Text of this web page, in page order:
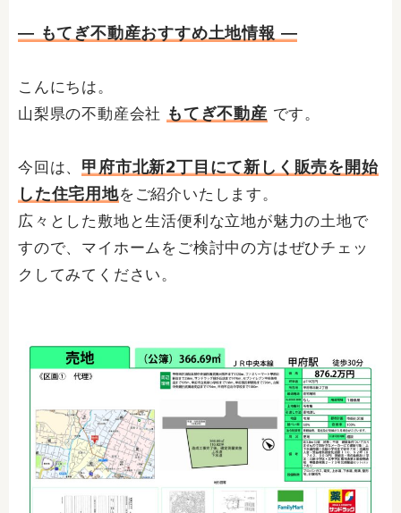
― もてぎ不動産おすすめ土地情報 ―
こんにちは。
山梨県の不動産会社 もてぎ不動産 です。
今回は、 甲府市北新2丁目にて新しく販売を開始
した住宅用地をご紹介いたします。
広々とした敷地と生活便利な立地が魅力の土地で
すので、マイホームをご検討中の方はぜひチェッ
クしてみてください。